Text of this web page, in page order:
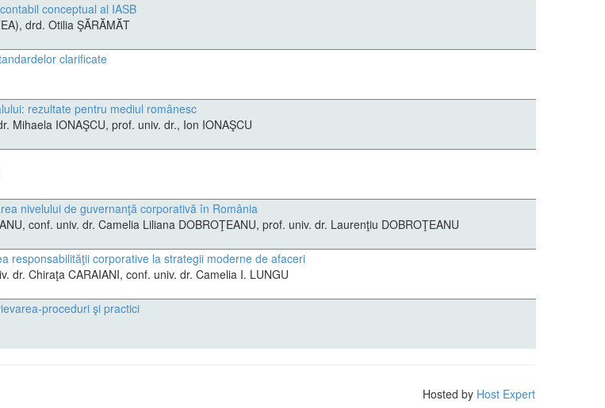
conceptual al IASB
drd. Otilia ŞĂRĂMĂT
clarificate
rezultate pentru mediul românesc
Mihaela IONAŞCU, prof. univ. dr., Ion IONAŞCU
nivelului de guvernanţă corporativă în România
conf. univ. dr. Camelia Liliana DOBROŢEANU, prof. univ. dr. Laurenţiu DOBROŢEANU
responsabilităţii corporative la strategii moderne de afaceri
dr. Chiraţa CARAIANI, conf. univ. dr. Camelia I. LUNGU
proceduri şi practici
Hosted by Host Expert